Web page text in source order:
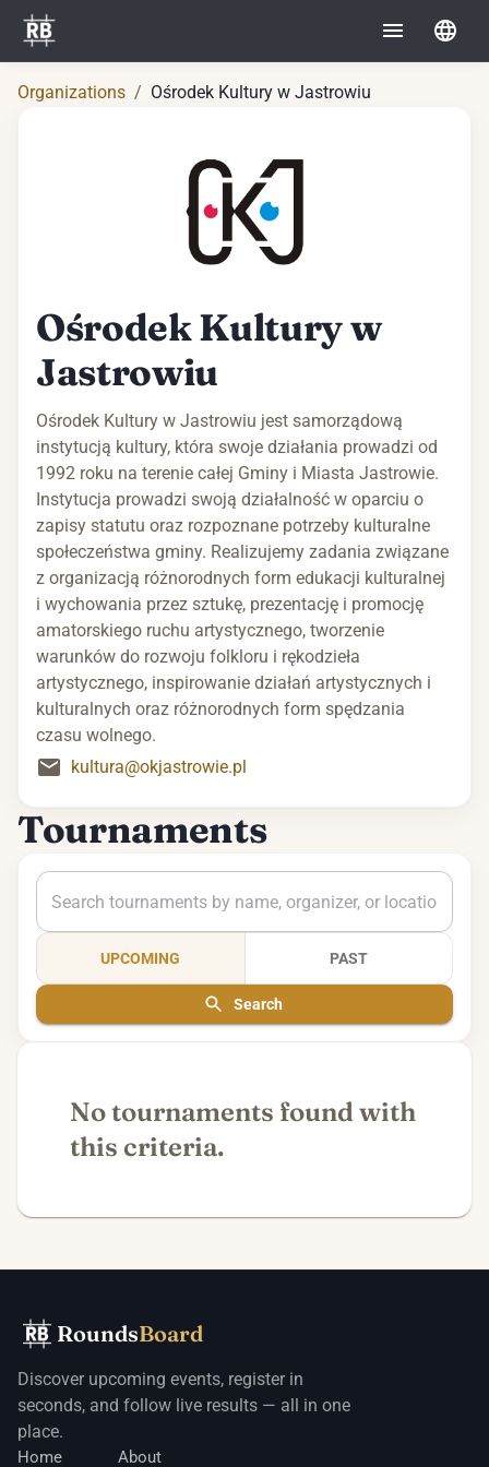
Organizations / Ośrodek Kultury w Jastrowiu
Ośrodek Kultury w
Jastrowiu
Ośrodek Kultury w Jastrowiu jest samorządową
instytucją kultury, która swoje działania prowadzi od
1992 roku na terenie całej Gminy i Miasta Jastrowie.
Instytucja prowadzi swoją działalność w oparciu o
zapisy statutu oraz rozpoznane potrzeby kulturalne
społeczeństwa gminy. Realizujemy zadania związane
z organizacją różnorodnych form edukacji kulturalnej
i wychowania przez sztukę, prezentację i promocję
amatorskiego ruchu artystycznego, tworzenie
warunków do rozwoju folkloru i rękodzieła
artystycznego, inspirowanie działań artystycznych i
kulturalnych oraz różnorodnych form spędzania
czasu wolnego.
kultura@okjastrowie.pl
Tournaments
UPCOMING PAST
Search
No tournaments found with
this criteria.
RoundsBoard
Discover upcoming events, register in
seconds, and follow live results — all in one
place.
Home About